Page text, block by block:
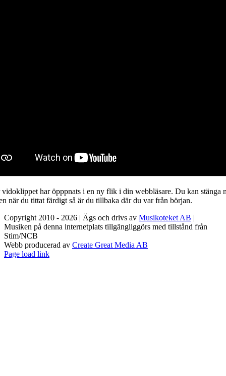
vidoklippet har öpppnats i en ny flik i din webbläsare. Du kan stänga
när du tittat färdigt så är du tillbaka där du var från början.
Copyright 2010 - 2026 | Ägs och drivs av Musikoteket AB |
Musiken på denna internetplats tillgängliggörs med tillstånd från
Stim/NCB
Webb producerad av Create Great Media AB
Facebook
Instagram
Page load link